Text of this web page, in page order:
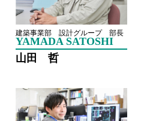
建築事業部 設計グループ 部長
YAMADA SATOSHI
山田 哲